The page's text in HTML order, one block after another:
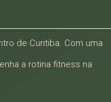
de Curitiba. Com uma
a rotina fitness na